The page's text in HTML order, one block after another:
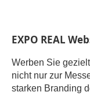
EXPO REAL
Werben Sie
nicht nur zur
starken Branding